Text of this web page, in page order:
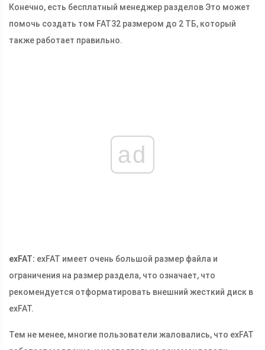
Конечно, есть бесплатный менеджер разделов Это может
помочь создать том FAT32 размером до 2 ТБ, который
также работает правильно.
ad
exFAT: exFAT имеет очень большой размер файла и
ограничения на размер раздела, что означает, что
рекомендуется отформатировать внешний жесткий диск в
exFAT.
Тем не менее, многие пользователи жаловались, что exFAT